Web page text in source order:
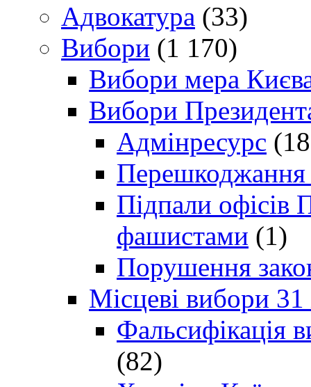
Адвокатура (33)
Вибори (1 170)
Вибори мера
Вибори
Адмінресурс
Перешкоджання
Підпали офісів
фашистами (1)
Порушення
Місцеві вибори
Фальсифікація
(82)